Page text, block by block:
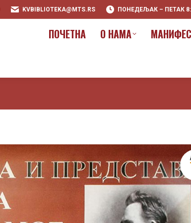
KVBIBLIOTEKA@MTS.RS ПОНЕДЕЉАК – ПЕТАК
ПOЧЕТНА О НАМА
ПOЧЕТНА О НАМА